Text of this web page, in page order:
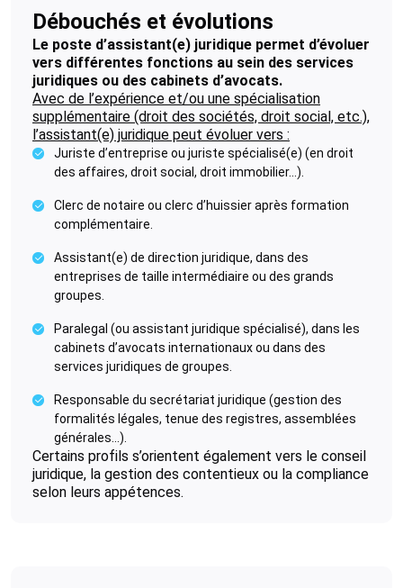
Débouchés et évolutions
Le poste d’assistant(e) juridique permet d’évoluer
vers différentes fonctions au sein des services
juridiques ou des cabinets d’avocats.
Avec de l’expérience et/ou une spécialisation
supplémentaire (droit des sociétés, droit social, etc.),
l’assistant(e) juridique peut évoluer vers :
Juriste d’entreprise ou juriste spécialisé(e) (en droit
des affaires, droit social, droit immobilier...).
Clerc de notaire ou clerc d’huissier après formation
complémentaire.
Assistant(e) de direction juridique, dans des
entreprises de taille intermédiaire ou des grands
groupes.
Paralegal (ou assistant juridique spécialisé), dans les
cabinets d’avocats internationaux ou dans des
services juridiques de groupes.
Responsable du secrétariat juridique (gestion des
formalités légales, tenue des registres, assemblées
générales...).
Certains profils s’orientent également vers le conseil
juridique, la gestion des contentieux ou la compliance
selon leurs appétences.